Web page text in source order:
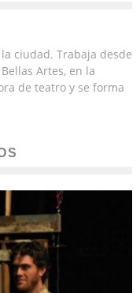
ciudad. Trabaja desde
Artes, en la
de teatro y se forma